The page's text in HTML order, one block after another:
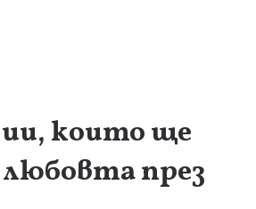
които ще
през